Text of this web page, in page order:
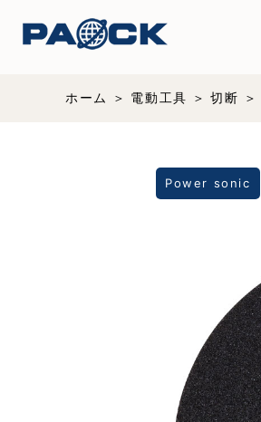
ホーム 電動工具 切断
Power sonic